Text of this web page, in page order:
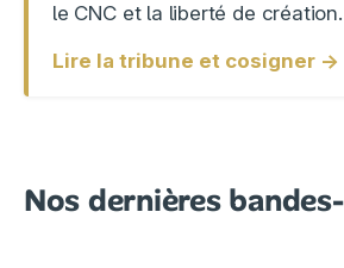
le CNC et la liberté de création.
Lire la tribune et cosigner →
Nos dernières